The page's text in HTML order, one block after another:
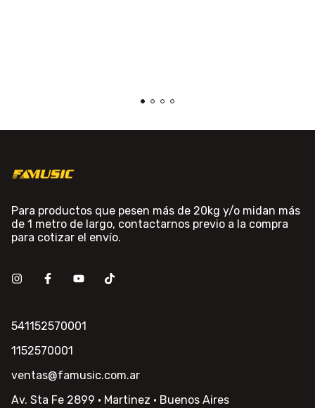
Para productos que pesen más de 20kg y/o midan más
de 1 metro de largo, contactarnos previo a la compra
para cotizar el envío.
541152570001
1152570001
ventas@famusic.com.ar
Av. Sta Fe 2899 · Martinez · Buenos Aires